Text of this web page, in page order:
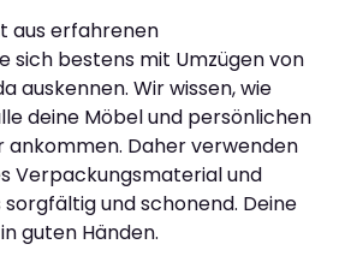
aus erfahrenen
sich bestens mit Umzügen von
auskennen. Wir wissen, wie
deine Möbel und persönlichen
ankommen. Daher verwenden
Verpackungsmaterial und
und schonend. Deine
guten Händen.